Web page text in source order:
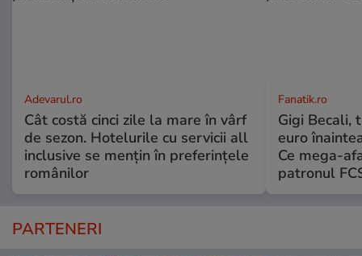
Adevarul.ro
Cât costă cinci zile la mare în vârf
de sezon. Hotelurile cu servicii all
inclusive se mențin în preferințele
românilor
Fanatik.ro
Gigi Becali,
euro
Ce mega-
patronul
PARTENERI